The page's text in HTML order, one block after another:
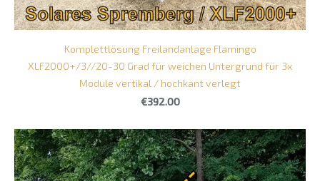
Komplettlösung Freilandanlage Flamingo
XLF2000+/3//20-30 Grad für weichen Untergrund für 3x
Module vertikal / hochkant verlegt
€392.00